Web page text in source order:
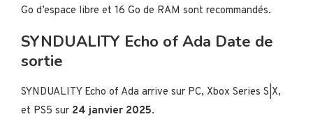
Go d’espace libre et 16 Go de RAM sont recommandés.
SYNDUALITY Echo of Ada Date de
sortie
SYNDUALITY Echo of Ada arrive sur PC, Xbox Series S|X,
et PS5 sur 24 janvier 2025.